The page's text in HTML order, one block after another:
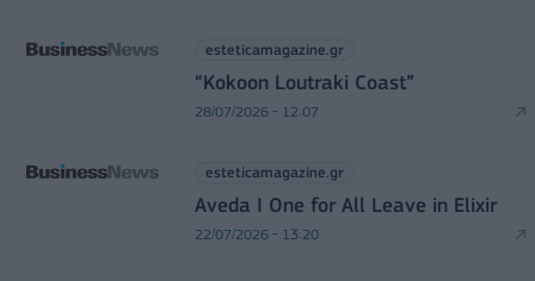
esteticamagazine.gr
“Kokoon Loutraki Coast”
28/07/2026 - 12:07
esteticamagazine.gr
Aveda I One for All Leave in Elixir
22/07/2026 - 13:20